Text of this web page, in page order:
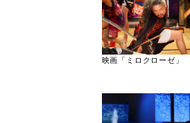
映画「ミロクローゼ」